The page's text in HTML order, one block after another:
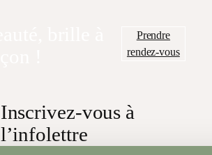
Prendre
rendez-vous
Inscrivez-vous à
l’infolettre